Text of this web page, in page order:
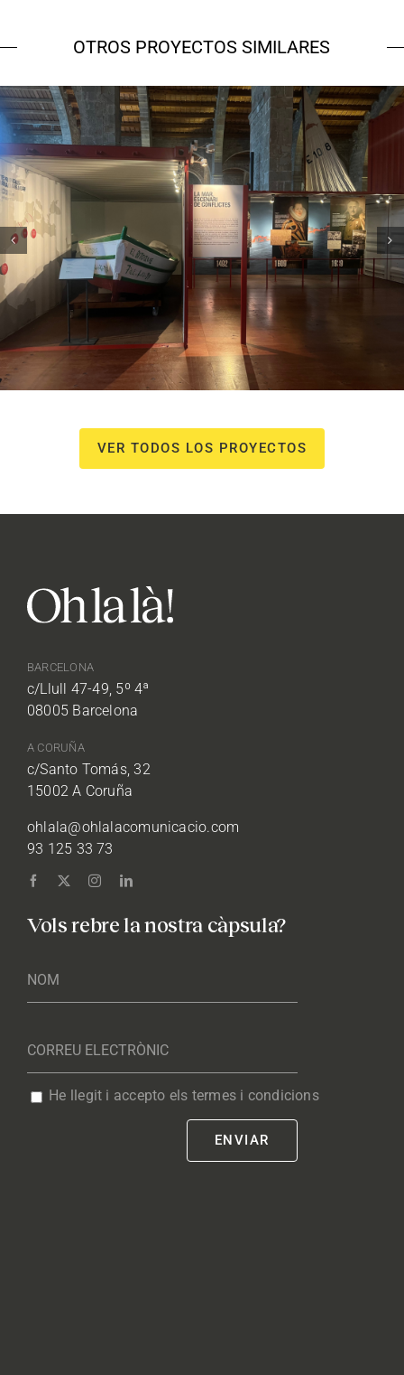
OTROS PROYECTOS SIMILARES
Museu Marítim – 7 vaixells, 7
històries
Campanyes culturals
Estratègia de comunicació
i PR
VER TODOS LOS PROYECTOS
BARCELONA
c/Llull 47-49, 5º 4ª
08005 Barcelona
A CORUÑA
c/Santo Tomás, 32
15002 A Coruña
ohlala@ohlalacomunicacio.com
93 125 33 73
Vols rebre la nostra càpsula?
He llegit i accepto els termes i condicions